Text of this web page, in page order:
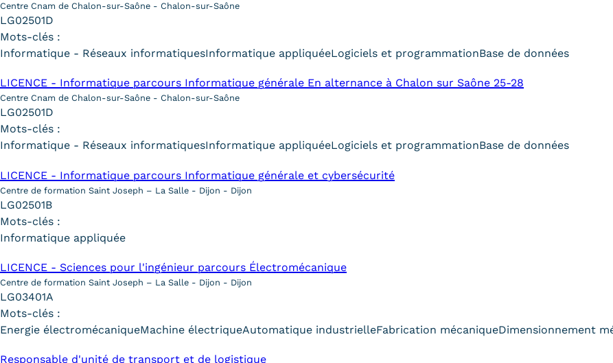
Centre Cnam de Chalon-sur-Saône - Chalon-sur-Saône
LG02501D
Mots-clés :
Informatique - Réseaux informatiquesInformatique appliquéeLogiciels et programmationBase de données
LICENCE - Informatique parcours Informatique générale En alternance à Chalon sur Saône 25-28
Centre Cnam de Chalon-sur-Saône - Chalon-sur-Saône
LG02501D
Mots-clés :
Informatique - Réseaux informatiquesInformatique appliquéeLogiciels et programmationBase de données
LICENCE - Informatique parcours Informatique générale et cybersécurité
Centre de formation Saint Joseph – La Salle - Dijon - Dijon
LG02501B
Mots-clés :
Informatique appliquée
LICENCE - Sciences pour l'ingénieur parcours Électromécanique
Centre de formation Saint Joseph – La Salle - Dijon - Dijon
LG03401A
Mots-clés :
Energie électromécaniqueMachine électriqueAutomatique industrielleFabrication mécaniqueDimensionnement
Responsable d'unité de transport et de logistique